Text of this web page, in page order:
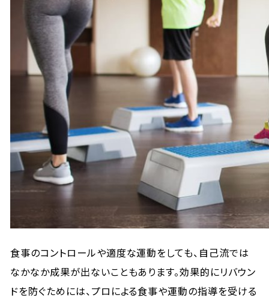
食事のコントロールや適度な運動をしても、自己流では
なかなか成果が出ないこともあります。効果的にリバウン
ドを防ぐためには、プロによる食事や運動の指導を受ける